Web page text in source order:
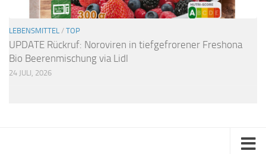
LEBENSMITTEL / TOP
UPDATE Rückruf: Noroviren in tiefgefrorener Freshona
Bio Beerenmischung via Lidl
24 JULI, 2026